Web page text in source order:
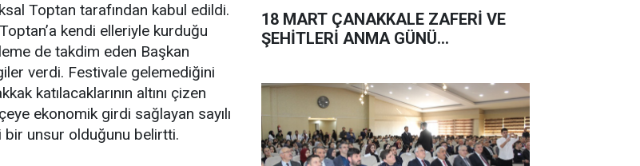
Toptan tarafından kabul edildi.
kendi elleriyle kurduğu
de takdim eden Başkan
verdi. Festivale gelemediğini
katılacaklarının altını çizen
ekonomik girdi sağlayan sayılı
bir unsur olduğunu belirtti.
18 MART ÇANAKKALE ZAFERİ VE
ŞEHİTLERİ ANMA GÜNÜ...